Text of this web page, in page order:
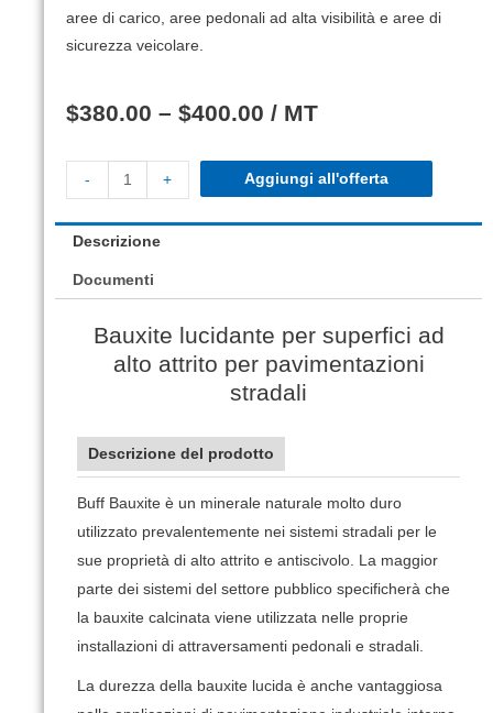
aree di carico, aree pedonali ad alta visibilità e aree di
sicurezza veicolare.
$380.00 – $400.00 / MT
- + Aggiungi all'offerta
Descrizione
Documenti
Bauxite lucidante per superfici ad
alto attrito per pavimentazioni
stradali
Descrizione del prodotto
Buff Bauxite è un minerale naturale molto duro
utilizzato prevalentemente nei sistemi stradali per le
sue proprietà di alto attrito e antiscivolo. La maggior
parte dei sistemi del settore pubblico specificherà che
la bauxite calcinata viene utilizzata nelle proprie
installazioni di attraversamenti pedonali e stradali.
La durezza della bauxite lucida è anche vantaggiosa